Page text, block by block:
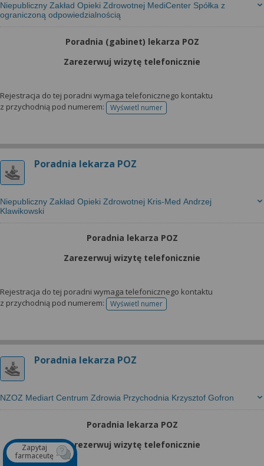
Niepubliczny Zakład Opieki Zdrowotnej MediCenter Spółka z
ograniczoną odpowiedzialnością
Poradnia (gabinet) lekarza POZ
Zarezerwuj wizytę telefonicznie
Rejestracja do tej poradni wymaga telefonicznego kontaktu
z przychodnią pod numerem:
Wyświetl numertelefonu do rejestracji
Poradnia lekarza POZ
Niepubliczny Zakład Opieki Zdrowotnej Kris-Med Andrzej
Klawikowski
Poradnia lekarza POZ
Zarezerwuj wizytę telefonicznie
Rejestracja do tej poradni wymaga telefonicznego kontaktu
z przychodnią pod numerem:
Wyświetl numertelefonu do rejestracji
Poradnia lekarza POZ
NZOZ Mediart Centrum Zdrowia Przychodnia Krzysztof Gofron
Poradnia lekarza POZ
Zarezerwuj wizytę telefonicznie
Zapytaj
farmaceutę